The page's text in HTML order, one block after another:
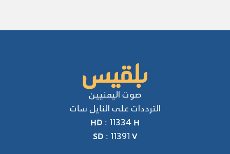
صوت اليمنيين
الترددات على النايل سات
HD : 11334 H
SD : 11391 V